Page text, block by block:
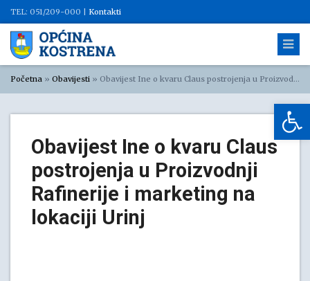
TEL: 051/209-000 | Kontakti
Početna » Obavijesti » Obavijest Ine o kvaru Claus postrojenja u Proizvodnji Rafinerije i marketing na lokaciji Urinj
Obavijest Ine o kvaru Claus
postrojenja u Proizvodnji
Rafinerije i marketing na
lokaciji Urinj